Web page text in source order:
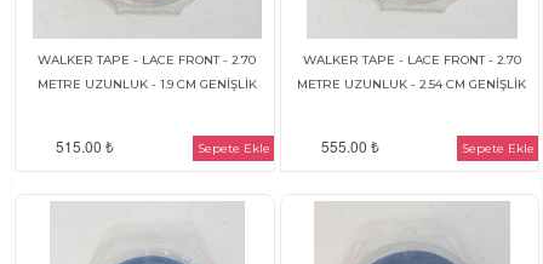
WALKER TAPE - LACE FRONT - 2.70
METRE UZUNLUK - 1.9 CM GENİŞLİK
515.00 ₺ Sepete Ekle
WALKER TAPE - LACE FRONT - 2.70
METRE UZUNLUK - 2.54 CM GENİŞLİK
555.00 ₺ Sepete Ekle